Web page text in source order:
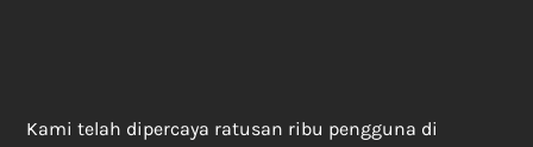
Kami telah dipercaya ratusan ribu pengguna di